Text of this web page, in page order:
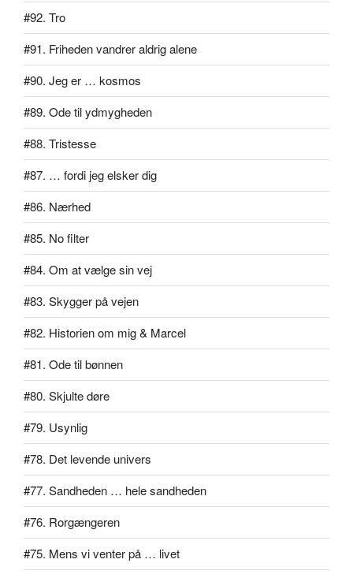
#92. Tro
#91. Friheden vandrer aldrig alene
#90. Jeg er … kosmos
#89. Ode til ydmygheden
#88. Tristesse
#87. … fordi jeg elsker dig
#86. Nærhed
#85. No filter
#84. Om at vælge sin vej
#83. Skygger på vejen
#82. Historien om mig & Marcel
#81. Ode til bønnen
#80. Skjulte døre
#79. Usynlig
#78. Det levende univers
#77. Sandheden … hele sandheden
#76. Rorgængeren
#75. Mens vi venter på … livet